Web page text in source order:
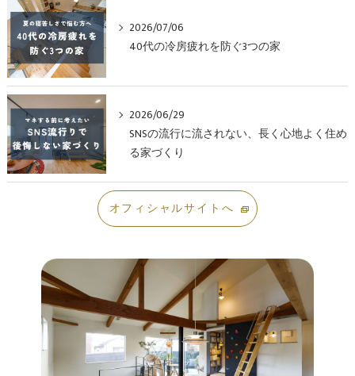
2026/07/06
40代の冷房疲れを防ぐ3つの家
2026/06/29
SNSの流行に流されない、長く心地よく住め
る家づくり
オフィシャルサイトへ